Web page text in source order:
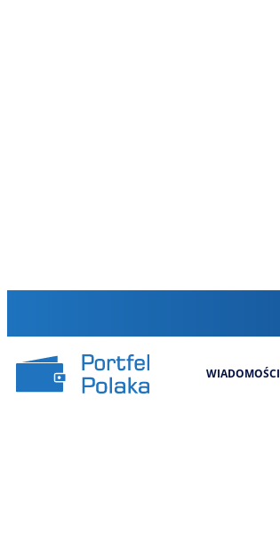
WIADOMOŚCI